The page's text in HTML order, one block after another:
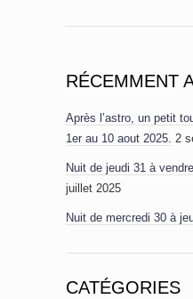
RÉCEMMENT
Après l’astro, un petit
1er au 10 aout 2025. 2
Nuit de jeudi 31 à
juillet 2025
Nuit de mercredi 30 à
CATÉGORIES